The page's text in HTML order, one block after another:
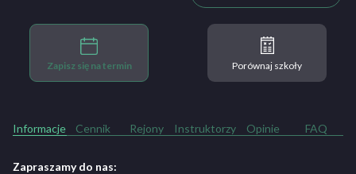
Zapisz się na termin Porównaj szkoły
Informacje Cennik Rejony Instruktorzy Opinie FAQ
Zapraszamy do nas: